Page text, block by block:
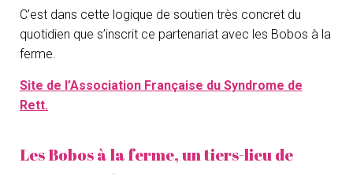
C’est dans cette logique de soutien très concret du
quotidien que s’inscrit ce partenariat avec les Bobos à la
ferme.
Site de l’Association Française du Syndrome de
Rett.
Les Bobos à la ferme, un tiers-lieu de